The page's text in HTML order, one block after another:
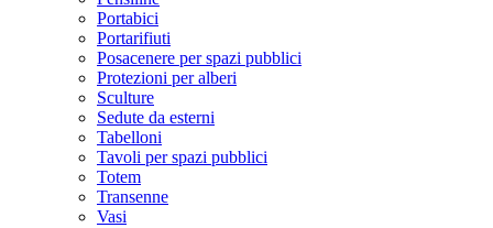
Portabici
Portarifiuti
Posacenere per spazi pubblici
Protezioni per alberi
Sculture
Sedute da esterni
Tabelloni
Tavoli per spazi pubblici
Totem
Transenne
Vasi